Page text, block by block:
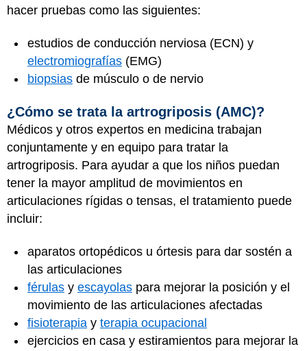
hacer pruebas como las siguientes:
estudios de conducción nerviosa (ECN) y
electromiografías (EMG)
biopsias de músculo o de nervio
¿Cómo se trata la artrogriposis (AMC)?
Médicos y otros expertos en medicina trabajan
conjuntamente y en equipo para tratar la
artrogriposis. Para ayudar a que los niños puedan
tener la mayor amplitud de movimientos en
articulaciones rígidas o tensas, el tratamiento puede
incluir:
aparatos ortopédicos u órtesis para dar sostén a
las articulaciones
férulas y escayolas para mejorar la posición y el
movimiento de las articulaciones afectadas
fisioterapia y terapia ocupacional
ejercicios en casa y estiramientos para mejorar la